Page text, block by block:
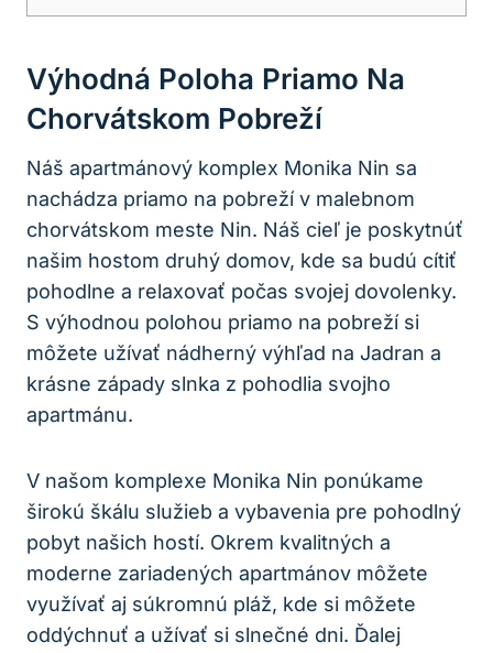
Výhodná Poloha Priamo Na
Chorvátskom Pobreží
Náš apartmánový komplex Monika Nin sa
nachádza priamo na pobreží v malebnom
chorvátskom meste Nin. Náš cieľ je poskytnúť
našim hostom druhý domov, kde sa budú cítiť
pohodlne a relaxovať počas svojej dovolenky.
S výhodnou polohou priamo na pobreží si
môžete užívať nádherný výhľad na Jadran a
krásne západy slnka z pohodlia svojho
apartmánu.
V našom komplexe Monika Nin ponúkame
širokú škálu služieb a vybavenia pre pohodlný
pobyt našich hostí. Okrem kvalitných a
moderne zariadených apartmánov môžete
využívať aj súkromnú pláž, kde si môžete
oddýchnuť a užívať si slnečné dni. Ďalej